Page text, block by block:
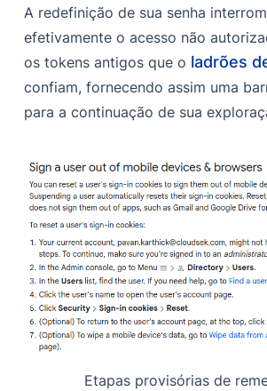
A redefinição de sua senha
efetivamente o acesso não
os tokens antigos que o ladrões
confiam, fornecendo assim uma
para a continuação de sua
Etapas provisórias de